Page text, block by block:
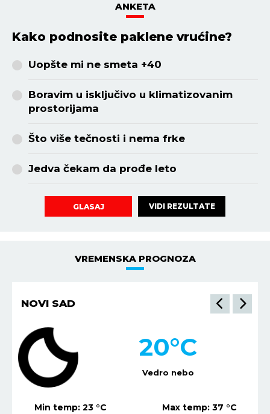
ANKETA
Kako podnosite paklene vrućine?
Uopšte mi ne smeta +40
Boravim u isključivo u klimatizovanim
prostorijama
Što više tečnosti i nema frke
Jedva čekam da prođe leto
GLASAJ VIDI REZULTATE
VREMENSKA PROGNOZA
NOVI SAD
Vedro nebo
20°C
Min temp:23 °C Max temp: 37 °C